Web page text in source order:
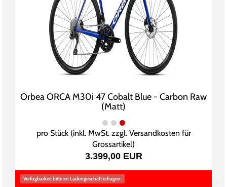
Orbea ORCA M30i 47 Cobalt Blue - Carbon Raw
(Matt)
pro Stück (inkl. MwSt. zzgl. Versandkosten für
Grossartikel)
3.399,00 EUR
Verfügbarkeit bitte im Ladengeschäft erfragen.